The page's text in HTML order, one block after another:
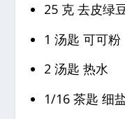
25 克 去皮绿
1 汤匙 可可粉
2 汤匙 热水
1/16 茶匙 细